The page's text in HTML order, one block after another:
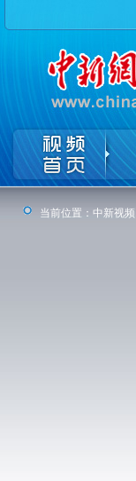
当前位置： 中新视频